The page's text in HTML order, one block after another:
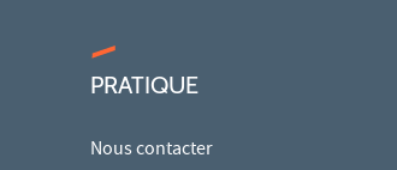
PRATIQUE
Nous contacter